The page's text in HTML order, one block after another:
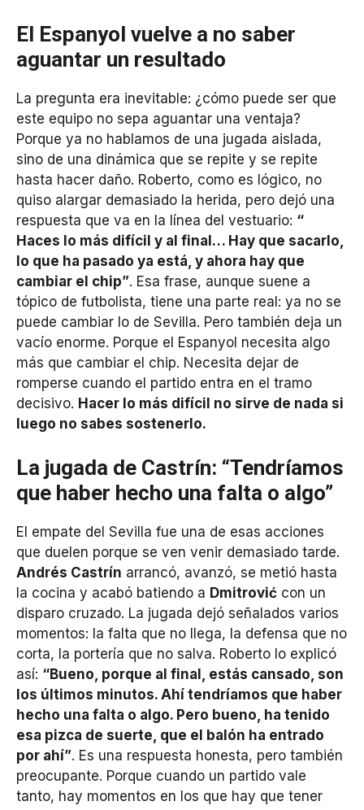
El Espanyol vuelve a no saber
aguantar un resultado
La pregunta era inevitable: ¿cómo puede ser que
este equipo no sepa aguantar una ventaja?
Porque ya no hablamos de una jugada aislada,
sino de una dinámica que se repite y se repite
hasta hacer daño. Roberto, como es lógico, no
quiso alargar demasiado la herida, pero dejó una
respuesta que va en la línea del vestuario: “
Haces lo más difícil y al final… Hay que sacarlo,
lo que ha pasado ya está, y ahora hay que
cambiar el chip”. Esa frase, aunque suene a
tópico de futbolista, tiene una parte real: ya no se
puede cambiar lo de Sevilla. Pero también deja un
vacío enorme. Porque el Espanyol necesita algo
más que cambiar el chip. Necesita dejar de
romperse cuando el partido entra en el tramo
decisivo. Hacer lo más difícil no sirve de nada si
luego no sabes sostenerlo.
La jugada de Castrín: “Tendríamos
que haber hecho una falta o algo”
El empate del Sevilla fue una de esas acciones
que duelen porque se ven venir demasiado tarde.
Andrés Castrín arrancó, avanzó, se metió hasta
la cocina y acabó batiendo a Dmitrović con un
disparo cruzado. La jugada dejó señalados varios
momentos: la falta que no llega, la defensa que no
corta, la portería que no salva. Roberto lo explicó
así: “Bueno, porque al final, estás cansado, son
los últimos minutos. Ahí tendríamos que haber
hecho una falta o algo. Pero bueno, ha tenido
esa pizca de suerte, que el balón ha entrado
por ahí”. Es una respuesta honesta, pero también
preocupante. Porque cuando un partido vale
tanto, hay momentos en los que hay que tener